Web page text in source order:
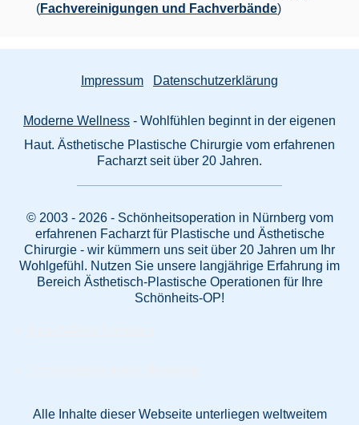
(Fachvereinigungen und Fachverbände)
Impressum Datenschutzerklärung
Moderne Wellness - Wohlfühlen beginnt in der eigenen
Haut. Ästhetische Plastische Chirurgie vom erfahrenen
Facharzt seit über 20 Jahren.
© 2003 - 2026 - Schönheitsoperation in Nürnberg vom
erfahrenen Facharzt für Plastische und Ästhetische
Chirurgie - wir kümmern uns seit über 20 Jahren um Ihr
Wohlgefühl. Nutzen Sie unsere langjährige Erfahrung im
Bereich Ästhetisch-Plastische Operationen für Ihre
Schönheits-OP!
Alle Inhalte dieser Webseite unterliegen weltweitem